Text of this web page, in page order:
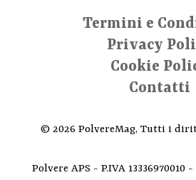
Termini e
Privacy
Cookie
Contatti
© 2026 PolvereMag, Tutti i
Polvere APS - P.IVA 13336970010